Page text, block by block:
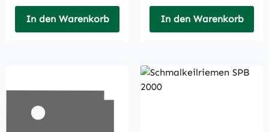
In den Warenkorb In den Warenkorb